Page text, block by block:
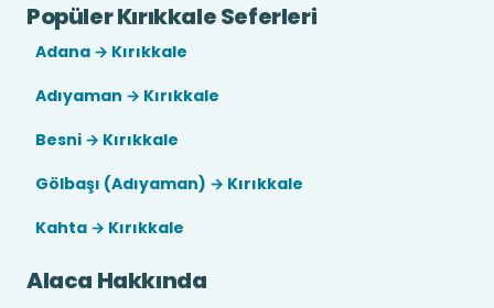
Popüler Kırıkkale Seferleri
Adana → Kırıkkale
Adıyaman → Kırıkkale
Besni → Kırıkkale
Gölbaşı (Adıyaman) → Kırıkkale
Kahta → Kırıkkale
Alaca Hakkında